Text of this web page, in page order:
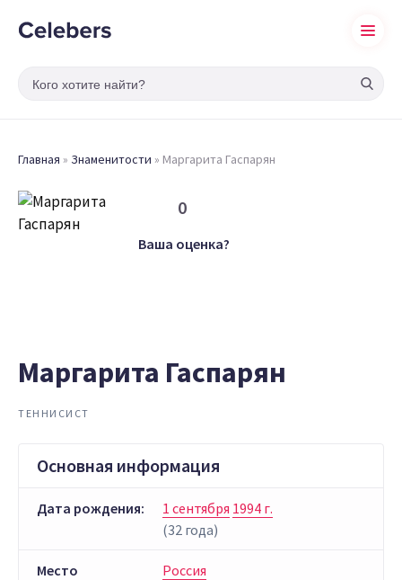
Главная » Знаменитости » Маргарита Гаспарян
0
Ваша оценка?
Маргарита Гаспарян
ТЕННИСИСТ
Основная информация
Дата рождения: 1 сентября 1994 г.
(32 года)
Место
Россия